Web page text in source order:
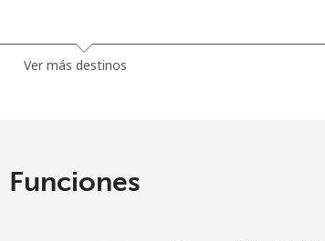
Ver más destinos
Funciones